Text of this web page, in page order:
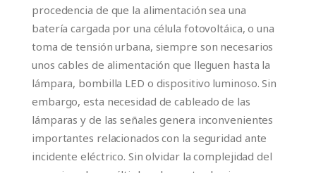
procedencia de que la alimentación sea una
batería cargada por una célula fotovoltáica, o una
toma de tensión urbana, siempre son necesarios
unos cables de alimentación que lleguen hasta la
lámpara, bombilla LED o dispositivo luminoso. Sin
embargo, esta necesidad de cableado de las
lámparas y de las señales genera inconvenientes
importantes relacionados con la seguridad ante
incidente eléctrico. Sin olvidar la complejidad del